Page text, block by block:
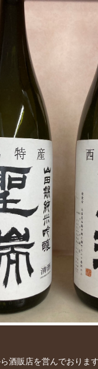
酒販店を営んでおりま